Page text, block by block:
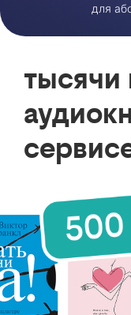
для
тысячи